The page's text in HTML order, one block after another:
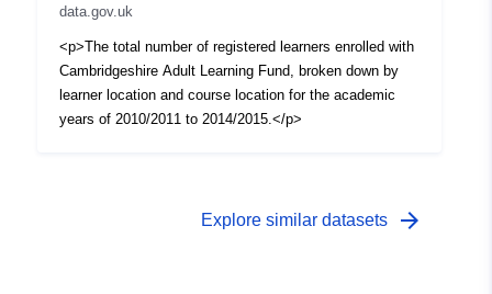
data.gov.uk
<p>The total number of registered learners enrolled with
Cambridgeshire Adult Learning Fund, broken down by
learner location and course location for the academic
years of 2010/2011 to 2014/2015.</p>
Explore similar datasets arrow_forward